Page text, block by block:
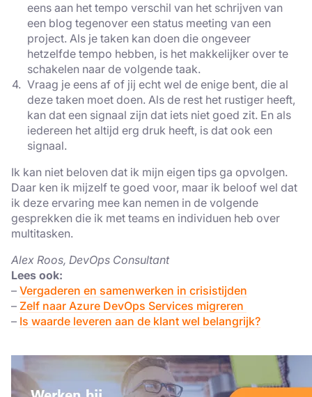
eens aan het tempo verschil van het schrijven van
een blog tegenover een status meeting van een
project. Als je taken kan doen die ongeveer
hetzelfde tempo hebben, is het makkelijker over te
schakelen naar de volgende taak.
Vraag je eens af of jij echt wel de enige bent, die al
deze taken moet doen. Als de rest het rustiger heeft,
kan dat een signaal zijn dat iets niet goed zit. En als
iedereen het altijd erg druk heeft, is dat ook een
signaal.
Ik kan niet beloven dat ik mijn eigen tips ga opvolgen.
Daar ken ik mijzelf te goed voor, maar ik beloof wel dat
ik deze ervaring mee kan nemen in de volgende
gesprekken die ik met teams en individuen heb over
multitasken.
Alex Roos, DevOps Consultant
Lees ook:
– Vergaderen en samenwerken in crisistijden
– Zelf naar Azure DevOps Services migreren
– Is waarde leveren aan de klant wel belangrijk?